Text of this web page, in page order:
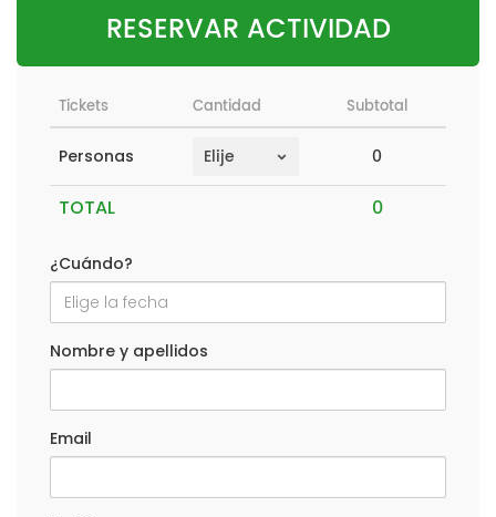
RESERVAR ACTIVIDAD
Tickets Cantidad Subtotal
TOTAL
Personas 0
¿Cuándo?
Nombre y apellidos
Email